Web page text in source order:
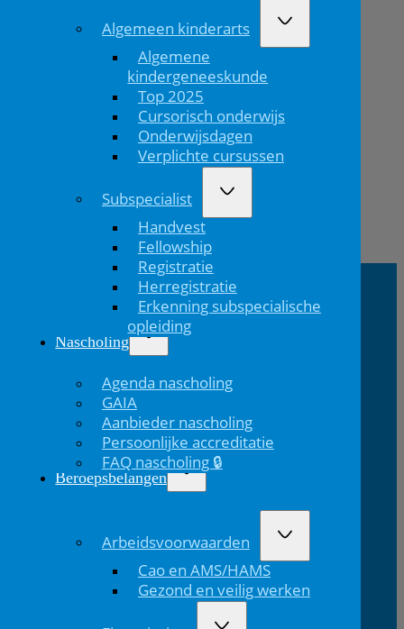
Algemeen kinderarts
Algemene
kindergeneeskunde
Top 2025
Cursorisch onderwijs
Onderwijsdagen
Verplichte cursussen
Subspecialist
Handvest
Fellowship
Registratie
Herregistratie
Erkenning subspecialische
opleiding
Nascholing
Agenda nascholing
GAIA
Aanbieder nascholing
Persoonlijke accreditatie
FAQ nascholing 🔒
Beroepsbelangen
Arbeidsvoorwaarden
Cao en AMS/HAMS
Gezond en veilig werken
T: 088 - 282 33
Mercatorlaan
1200
3528 BL
Utrecht
Volg ons
Volg ons via Linkedin
Patiëntinformatie